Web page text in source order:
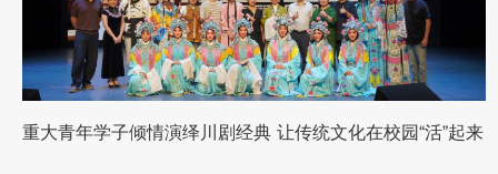
重大青年学子倾情演绎川剧经典 让传统文化在校园“活”起来